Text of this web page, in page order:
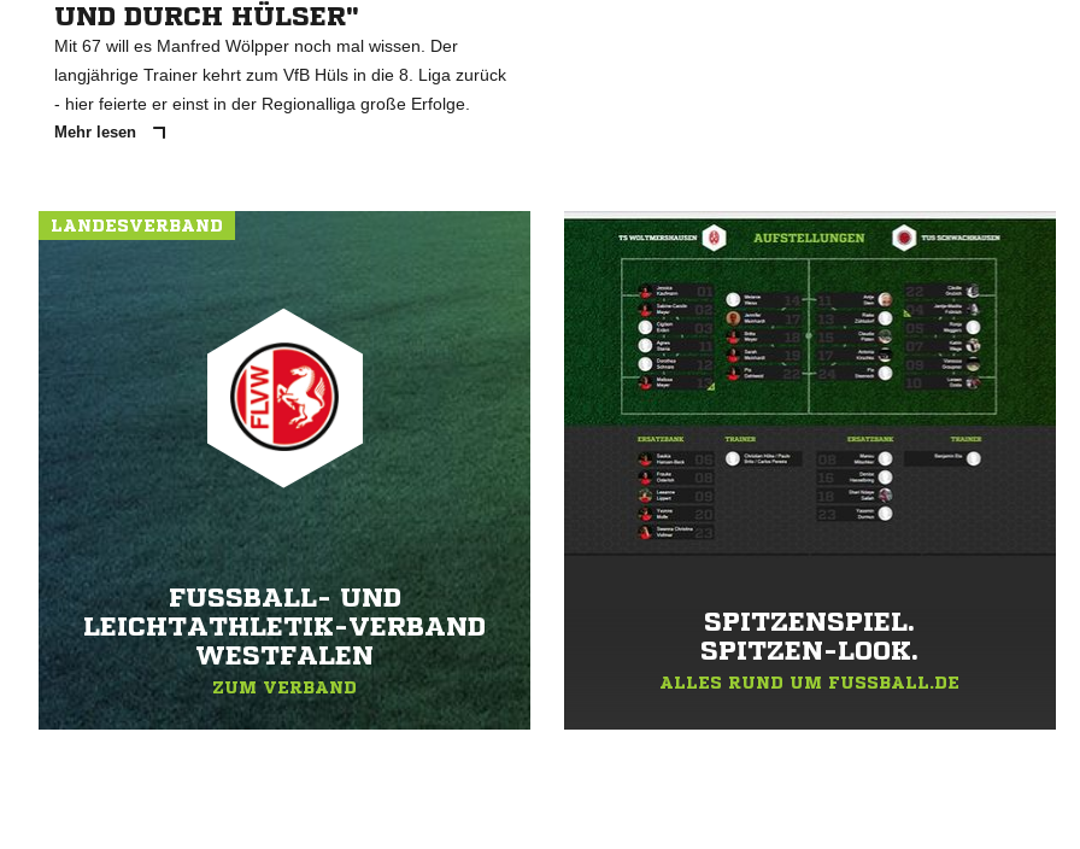
UND DURCH HÜLSER"
Mit 67 will es Manfred Wölpper noch mal wissen. Der
langjährige Trainer kehrt zum VfB Hüls in die 8. Liga zurück
- hier feierte er einst in der Regionalliga große Erfolge.
Mehr lesen
LANDESVERBAND
FUSSBALL- UND L
EICHTATHLETIK-VERBAND W
ESTFALEN
ZUM VERBAND
SPITZENSPIEL.
SPITZEN-LOOK.
ALLES RUND UM FUSSBALL.DE